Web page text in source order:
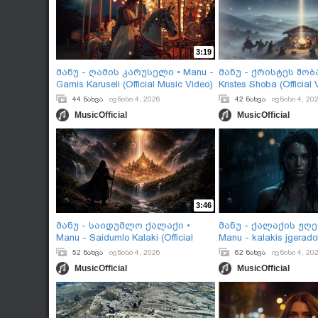
3:19
მანუ - ღამის კარუსელი • Manu -
Gamis Karuseli (Official Music Video)
44 ნახვა ივნისი 4, 2026
MusicOfficial
მანუ - ქრისტეს
Kristes Shoba (Official
42 ნახვა ივნისი 4,
MusicOfficial
3:46
მანუ - საიდუმლო ქალაქი •
Manu - Saidumlo Kalaki (Official
Video Music)
52 ნახვა ივნისი 4, 2026
MusicOfficial
მანუ - ქალაქის
Manu - kalakis
Music Video)
62 ნახვა ივნისი 4,
MusicOfficial